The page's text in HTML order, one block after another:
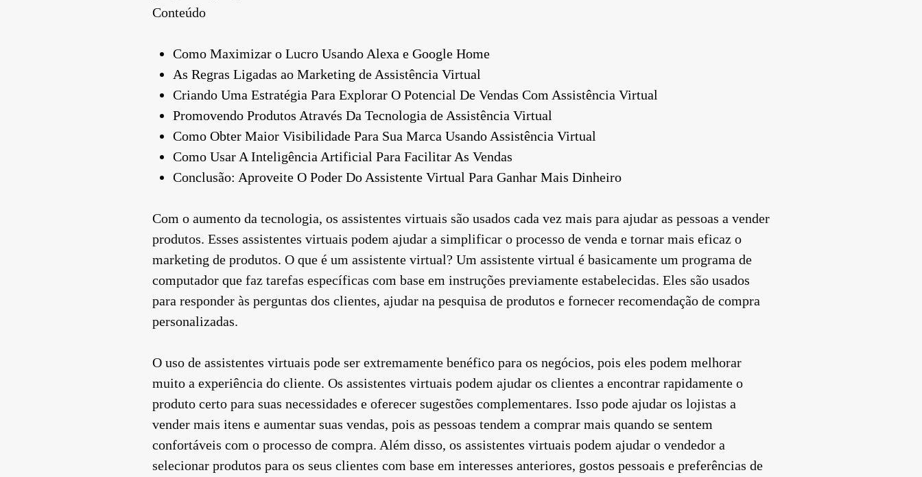
Conteúdo
Como Maximizar o Lucro Usando Alexa e Google Home
As Regras Ligadas ao Marketing de Assistência Virtual
Criando Uma Estratégia Para Explorar O Potencial De Vendas Com Assistência Virtual
Promovendo Produtos Através Da Tecnologia de Assistência Virtual
Como Obter Maior Visibilidade Para Sua Marca Usando Assistência Virtual
Como Usar A Inteligência Artificial Para Facilitar As Vendas
Conclusão: Aproveite O Poder Do Assistente Virtual Para Ganhar Mais Dinheiro
Com o aumento da tecnologia, os assistentes virtuais são usados cada vez mais para ajudar as pessoas a vender
produtos. Esses assistentes virtuais podem ajudar a simplificar o processo de venda e tornar mais eficaz o
marketing de produtos. O que é um assistente virtual? Um assistente virtual é basicamente um programa de
computador que faz tarefas específicas com base em instruções previamente estabelecidas. Eles são usados
para responder às perguntas dos clientes, ajudar na pesquisa de produtos e fornecer recomendação de compra
personalizadas.
O uso de assistentes virtuais pode ser extremamente benéfico para os negócios, pois eles podem melhorar
muito a experiência do cliente. Os assistentes virtuais podem ajudar os clientes a encontrar rapidamente o
produto certo para suas necessidades e oferecer sugestões complementares. Isso pode ajudar os lojistas a
vender mais itens e aumentar suas vendas, pois as pessoas tendem a comprar mais quando se sentem
confortáveis com o processo de compra. Além disso, os assistentes virtuais podem ajudar o vendedor a
selecionar produtos para os seus clientes com base em interesses anteriores, gostos pessoais e preferências de